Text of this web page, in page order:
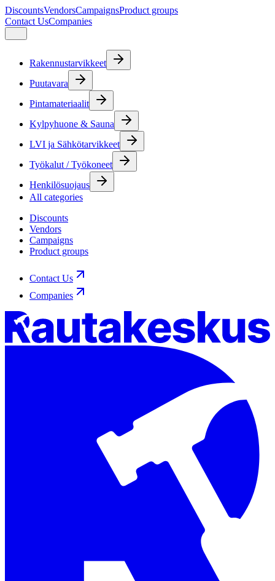
DiscountsVendorsCampaignsProduct groups
Contact UsCompanies
Rakennustarvikkeet
Puutavara
Pintamateriaalit
Kylpyhuone & Sauna
LVI ja Sähkötarvikkeet
Työkalut / Työkoneet
Henkilösuojaus
All categories
Discounts
Vendors
Campaigns
Product groups
Contact Us
Companies